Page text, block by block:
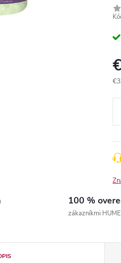
100 %
zákazníkmi